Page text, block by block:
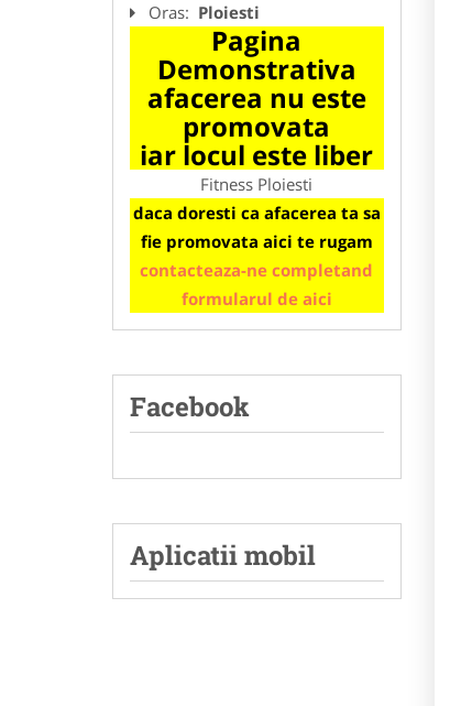
Oras: Ploiesti
Pagina
Demonstrativa
afacerea nu este
promovata
iar locul este liber
Fitness Ploiesti
daca doresti ca afacerea ta sa
fie promovata aici te rugam
contacteaza-ne completand
formularul de aici
Facebook
Aplicatii mobil